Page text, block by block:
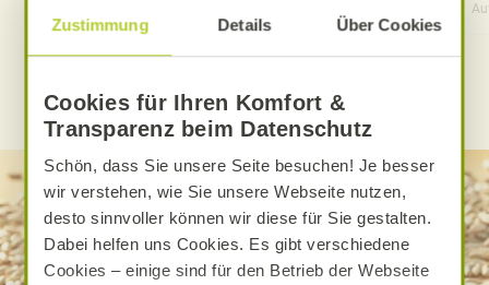
Zustimmung Details Über Cookies
Cookies für Ihren Komfort &
Transparenz beim Datenschutz
Schön, dass Sie unsere Seite besuchen! Je besser
wir verstehen, wie Sie unsere Webseite nutzen,
desto sinnvoller können wir diese für Sie gestalten.
Dabei helfen uns Cookies. Es gibt verschiedene
Cookies – einige sind für den Betrieb der Webseite
WEITERE ALNATURA REZEPTE FINDEN